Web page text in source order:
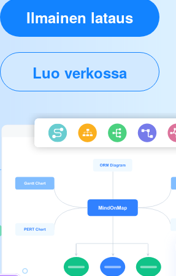
Ilmainen lataus
Luo verkossa